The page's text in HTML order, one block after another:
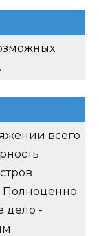
всего
Полноценно
дело -